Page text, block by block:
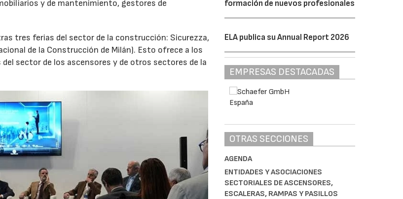
y de mantenimiento, gestores de
tres ferias del sector de la construcción: Sicurezza,
de la Construcción de Milán). Esto ofrece a los
sector de los ascensores y de otros sectores de la
formación de nuevos profesionales
ELA publica su Annual Report 2026
EMPRESAS DESTACADAS
OTRAS SECCIONES
AGENDA
ENTIDADES Y ASOCIACIONES
SECTORIALES DE ASCENSORES,
ESCALERAS, RAMPAS Y PASILLOS